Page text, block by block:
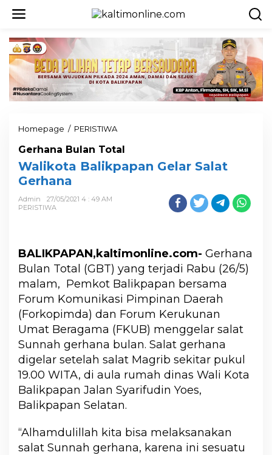
Homepage / PERISTIWA
Gerhana Bulan Total
Walikota Balikpapan Gelar Salat
Gerhana
Admin
27/05/2021 4 : 49 AM
PERISTIWA
BALIKPAPAN,kaltimonline.com- Gerhana
Bulan Total (GBT) yang terjadi Rabu (26/5)
malam, Pemkot Balikpapan bersama
Forum Komunikasi Pimpinan Daerah
(Forkopimda) dan Forum Kerukunan
Umat Beragama (FKUB) menggelar salat
Sunnah gerhana bulan. Salat gerhana
digelar setelah salat Magrib sekitar pukul
19.00 WITA, di aula rumah dinas Wali Kota
Balikpapan Jalan Syarifudin Yoes,
Balikpapan Selatan.
“Alhamdulillah kita bisa melaksanakan
salat Sunnah gerhana, karena ini sesuatu